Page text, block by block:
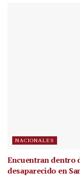
NACIONALES
Encuentran dentro
desaparecido en